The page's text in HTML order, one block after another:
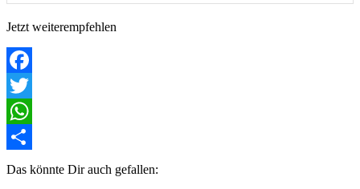
Jetzt weiterempfehlen
Facebook
Twitter
WhatsApp
Teilen
Das könnte Dir auch gefallen: